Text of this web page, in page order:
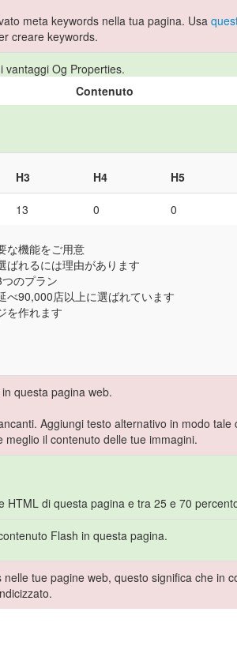
meta keywords nella tua pagina. Usa
creare keywords.
vantaggi Og Properties.
Contenuto
H3 H4 H5
13 0 0
な機能をご用意
ばれるには理由があります
のプラン
べ90,000店以上に選ばれています
を作れます
questa pagina web.
Aggiungi testo alternativo in modo tale
il contenuto delle tue immagini.
HTML di questa pagina e tra 25 e 70
Flash in questa pagina.
tue pagine web, questo significa che in